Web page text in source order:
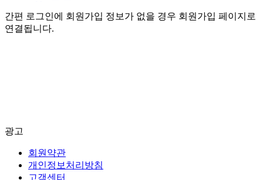
간편 로그인에 회원가입 정보가 없을 경우 회원가입 페이지로
연결됩니다.
광고
회원약관
개인정보처리방침
고객센터